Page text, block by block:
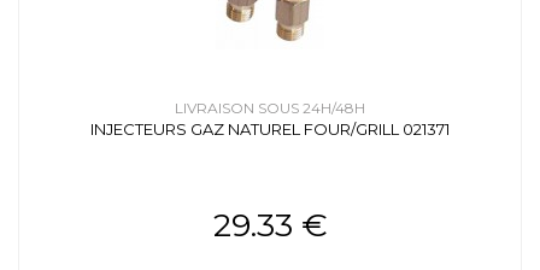
LIVRAISON SOUS 24H/48H
INJECTEURS GAZ NATUREL FOUR/GRILL 021371
29.33 €